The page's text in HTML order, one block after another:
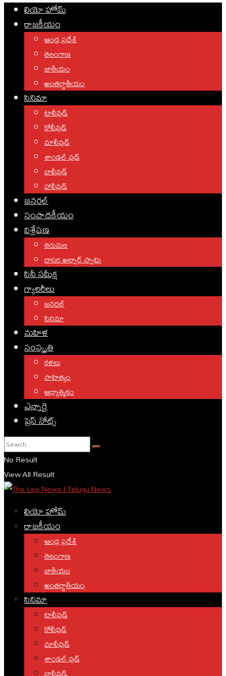
లియో హోమ్
రాజకీయం
ఆంధ్ర ప్రదేశ్
తెలంగాణ
జాతీయం
అంతర్జాతీయం
సినిమా
టాలీవుడ్
కోలీవుడ్
మాలీవుడ్
శాండల్ వుడ్
బాలీవుడ్
హాలీవుడ్
జనరల్
సంపాదకీయం
విశ్లేషణ
తిరుమల
దాసరి అల్వార్ స్వామి
సినీ సమీక్ష
గ్యాలరీలు
జనరల్
సినిమా
మహిళ
సంస్కృతి
కళలు
సాహిత్యం
ఆధ్యాత్మికం
ఎన్నారై
ప్రెస్ నోట్స్
No Result
View All Result
లియో హోమ్
రాజకీయం
ఆంధ్ర ప్రదేశ్
తెలంగాణ
జాతీయం
అంతర్జాతీయం
సినిమా
టాలీవుడ్
కోలీవుడ్
మాలీవుడ్
శాండల్ వుడ్